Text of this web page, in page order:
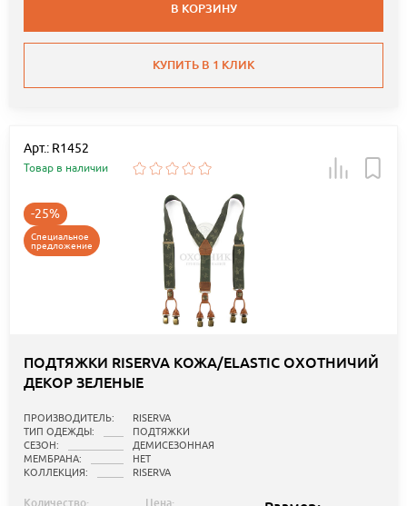
В КОРЗИНУ
КУПИТЬ В 1 КЛИК
Арт.: R1452
Товар в наличии
-25%
Специальное
предложение
ПОДТЯЖКИ RISERVA КОЖА/ELASTIC ОХОТНИЧИЙ
ДЕКОР ЗЕЛЕНЫЕ
ПРОИЗВОДИТЕЛЬ:
RISERVA
ТИП ОДЕЖДЫ:
ПОДТЯЖКИ
СЕЗОН:
ДЕМИСЕЗОННАЯ
МЕМБРАНА:
НЕТ
КОЛЛЕКЦИЯ:
RISERVA